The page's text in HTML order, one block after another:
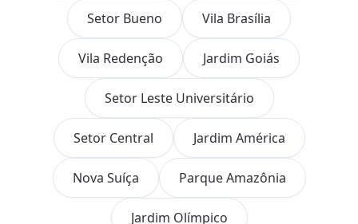
Setor Bueno Vila Brasília
Vila Redenção Jardim Goiás
Setor Leste Universitário
Setor Central Jardim América
Nova Suíça Parque Amazônia
Jardim Olímpico